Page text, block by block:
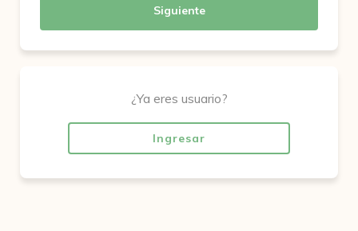
Siguiente
¿Ya eres usuario?
Ingresar